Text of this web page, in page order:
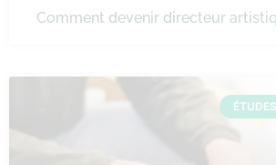
Comment devenir directeur